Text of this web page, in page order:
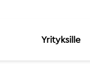
Yrityksille